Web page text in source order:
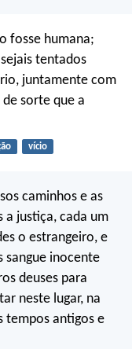
fosse humana;
tentados
juntamente com
sorte que a
vício
caminhos e as
a justiça, cada um
o estrangeiro, e
sangue inocente
deuses para
neste lugar, na
tempos antigos e